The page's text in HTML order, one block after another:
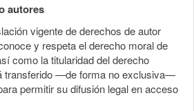
autores
vigente de derechos de autor
y respeta el derecho moral de
como la titularidad del derecho
transferido —de forma no exclusiva—
permitir su difusión legal en acceso